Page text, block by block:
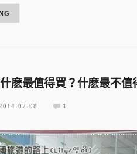
麽最值得買？什麽最不值
07-08 1